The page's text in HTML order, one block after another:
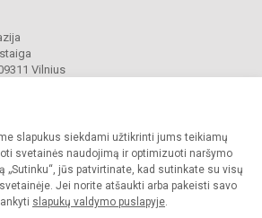
slapukus siekdami užtikrinti jums teikiamų
svetainės naudojimą ir optimizuoti naršymo
„Sutinku“, jūs patvirtinate, kad sutinkate su visų
Jei norite atšaukti arba pakeisti savo
slapukų valdymo puslapyje.
Vilnius